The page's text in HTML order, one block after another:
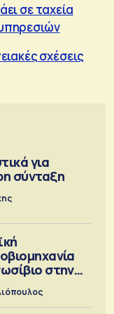
σε ταχεία
σχέσεις
για
σύνταξη
στην